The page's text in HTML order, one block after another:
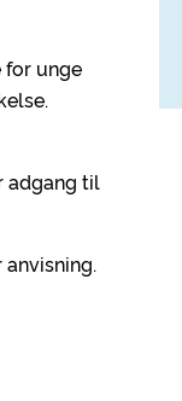
unge
adgang til